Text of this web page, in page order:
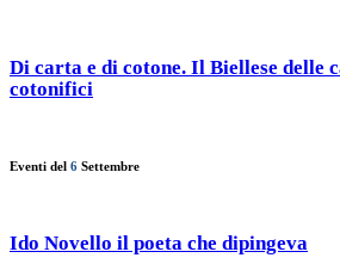
Di carta e di cotone. Il Biellese delle
cotonifici
Eventi del 6 Settembre
Ido Novello il poeta che dipingeva